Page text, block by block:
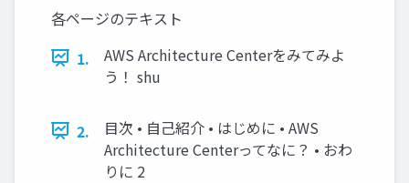
各ページのテキスト
1.
AWS Architecture Centerをみてみよ
う！ shu
2.
目次 • 自己紹介 • はじめに • AWS
Architecture Centerってなに？ • おわ
りに 2